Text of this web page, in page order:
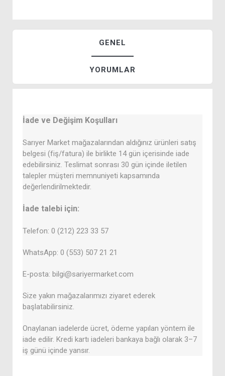
GENEL
YORUMLAR
İade ve Değişim Koşulları
Sarıyer Market mağazalarından aldığınız ürünleri satış
belgesi (fiş/fatura) ile birlikte 14 gün içerisinde iade
edebilirsiniz. Teslimat sonrası 30 gün içinde iletilen
talepler müşteri memnuniyeti kapsamında
değerlendirilmektedir.
İade talebi için:
Telefon: 0 (212) 223 33 57
WhatsApp: 0 (553) 507 21 21
E-posta: bilgi@sariyermarket.com
Size yakın mağazalarımızı ziyaret ederek
başlatabilirsiniz.
Onaylanan iadelerde ücret, ödeme yapılan yöntem ile
iade edilir. Kredi kartı iadeleri bankaya bağlı olarak 3–7
iş günü içinde yansır.